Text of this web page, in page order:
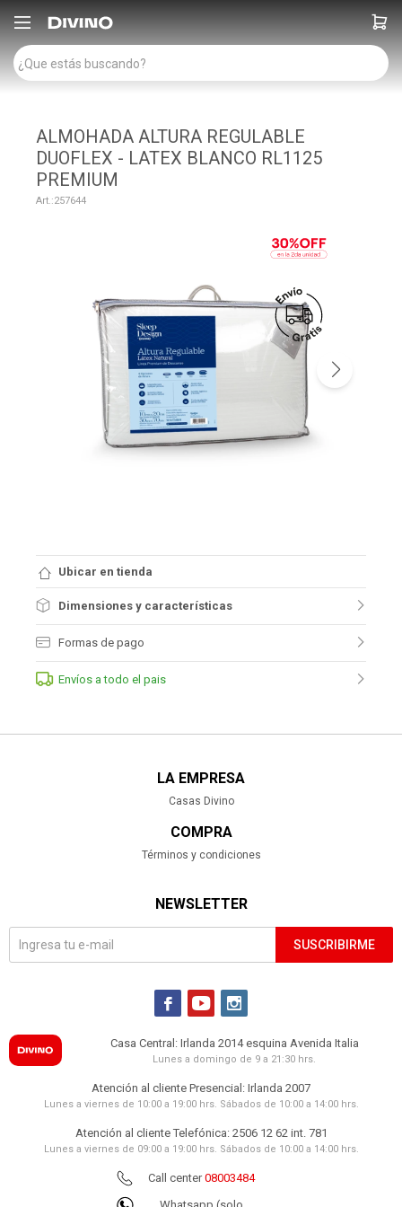

ALMOHADA ALTURA REGULABLE
DUOFLEX - LATEX BLANCO RL1125
PREMIUM
257644
Ubicar en tienda
Dimensiones y características
Formas de pago
Envíos a todo el pais
LA EMPRESA
Casas Divino
COMPRA
Términos y condiciones
NEWSLETTER
SUSCRIBIRME
  
Casa Central: Irlanda 2014 esquina Avenida Italia
Lunes a domingo de 9 a 21:30 hrs.
Atención al cliente Presencial: Irlanda 2007
Lunes a viernes de 10:00 a 19:00 hrs. Sábados de 10:00 a 14:00 hrs.
Atención al cliente Telefónica: 2506 12 62 int. 781
Lunes a viernes de 09:00 a 19:00 hrs. Sábados de 10:00 a 14:00 hrs.
Call center08003484